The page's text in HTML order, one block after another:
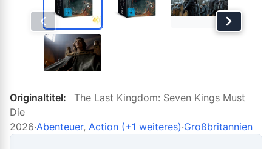
Originaltitel:
The Last Kingdom: Seven Kings Must
Die
2026·Abenteuer, Action (+1 weiteres)·Großbritannien